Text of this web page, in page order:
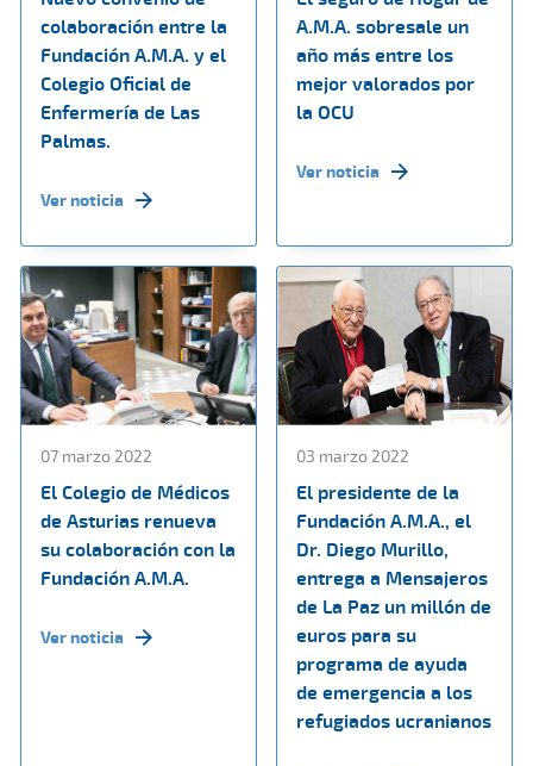
colaboración entre la
Fundación A.M.A. y el
Colegio Oficial de
Enfermería de Las
Palmas.
Ver noticia
A.M.A. sobresale un
año más entre los
mejor valorados por
la OCU
Ver noticia
07 marzo 2022
El Colegio de Médicos
de Asturias renueva
su colaboración con la
Fundación A.M.A.
Ver noticia
03 marzo 2022
El presidente de la
Fundación A.M.A., el
Dr. Diego Murillo,
entrega a Mensajeros
de La Paz un millón de
euros para su
programa de ayuda
de emergencia a los
refugiados ucranianos